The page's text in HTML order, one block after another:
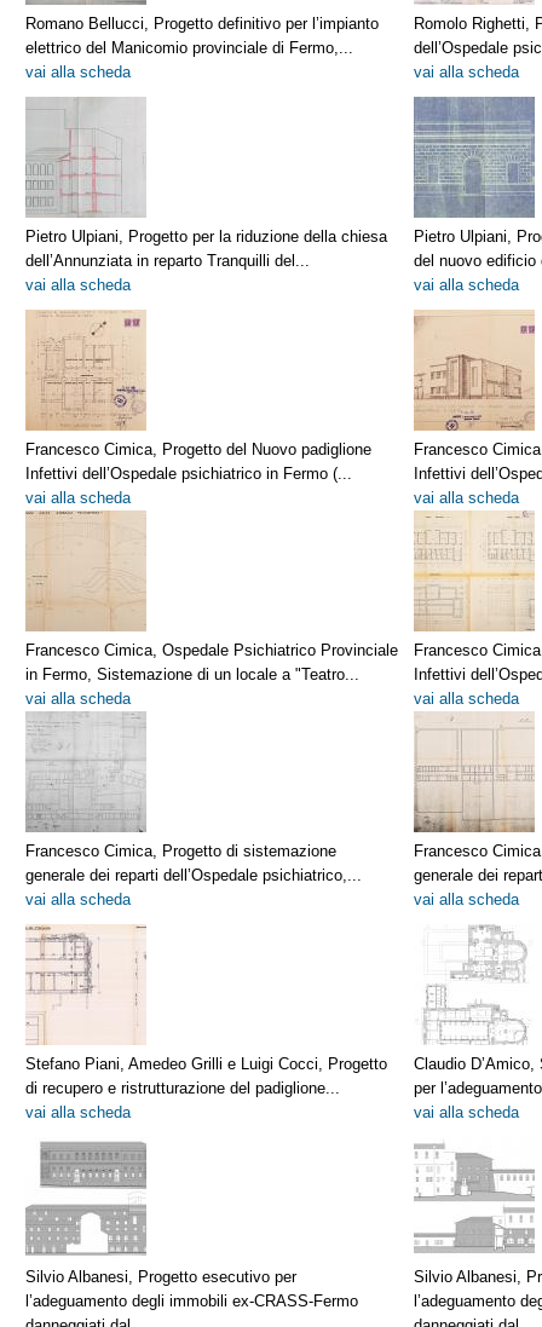
Romano Bellucci, Progetto definitivo per l’impianto
elettrico del Manicomio provinciale di Fermo,...
vai alla scheda
Romolo Righetti,
dell’Ospedale
vai alla scheda
Pietro Ulpiani, Progetto per la riduzione della chiesa
dell’Annunziata in reparto Tranquilli del...
vai alla scheda
Pietro Ulpiani,
del nuovo edificio
vai alla scheda
Francesco Cimica, Progetto del Nuovo padiglione
Infettivi dell’Ospedale psichiatrico in Fermo (...
vai alla scheda
Francesco
Infettivi
vai alla scheda
Francesco Cimica, Ospedale Psichiatrico Provinciale
in Fermo, Sistemazione di un locale a "Teatro...
vai alla scheda
Francesco
Infettivi
vai alla scheda
Francesco Cimica, Progetto di sistemazione
generale dei reparti dell’Ospedale psichiatrico,...
vai alla scheda
Francesco
generale dei
vai alla scheda
Stefano Piani, Amedeo Grilli e Luigi Cocci, Progetto
di recupero e ristrutturazione del padiglione...
vai alla scheda
Claudio
per
vai alla scheda
Silvio Albanesi, Progetto esecutivo per
l’adeguamento degli immobili ex-CRASS-Fermo
Silvio Albanesi,
l’adeguamento